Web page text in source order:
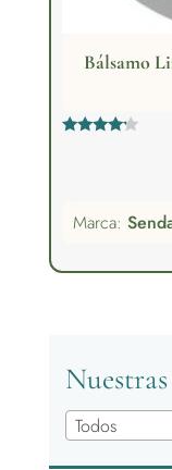
Bálsamo
Marca:
Todos